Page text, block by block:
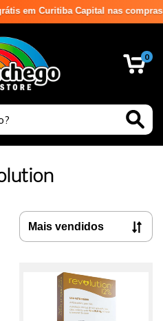
Curitiba Capital nas compras
0